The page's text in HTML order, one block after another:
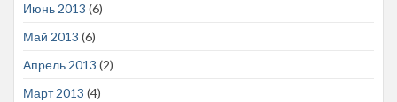
Июнь 2013 (6)
Май 2013 (6)
Апрель 2013 (2)
Март 2013 (4)